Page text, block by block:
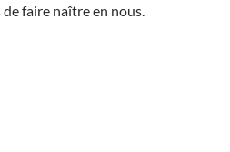
de faire naître en nous.